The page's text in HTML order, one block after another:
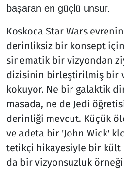
başaran en güçlü unsur.
Koskoca Star Wars
derinliksiz bir konsept içine
sinematik bir vizyondan
dizisinin birleştirilmiş bir
kokuyor. Ne bir galaktik
masada, ne de Jedi
derinliği mevcut. Küçük
ve adeta bir 'John Wick'
tetikçi hikayesiyle bir kült
da bir vizyonsuzluk